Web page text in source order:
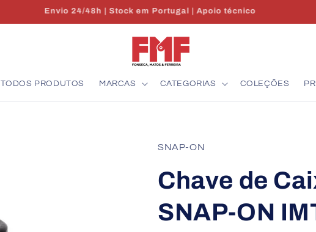
Envio 24/48h | Stock em Portugal | Apoio técnico
TODOS PRODUTOS MARCAS CATEGORIAS COLEÇÕES
SNAP-ON
Chave de
SNAP-ON